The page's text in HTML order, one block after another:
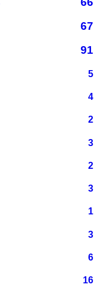
67
91
5
4
2
3
2
3
1
3
6
16